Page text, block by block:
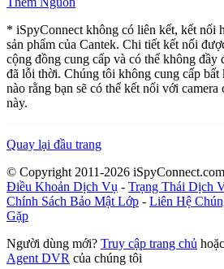
* iSpyConnect không có liên kết, kết nối
sản phẩm của Cantek. Chi tiết kết nối
cộng đồng cung cấp và có thể không đầy
đã lỗi thời. Chúng tôi không cung cấp bất
nào rằng bạn sẽ có thể kết nối với
này.
Quay lại đầu trang
© Copyright 2011-2026
Điều Khoản Dịch Vụ - Trạng Thái Dịch
Chính Sách Bảo Mật Lớp - Liên Hệ
Gặp
Người dùng mới? Truy cập trang chủ
Agent DVR của chúng tôi